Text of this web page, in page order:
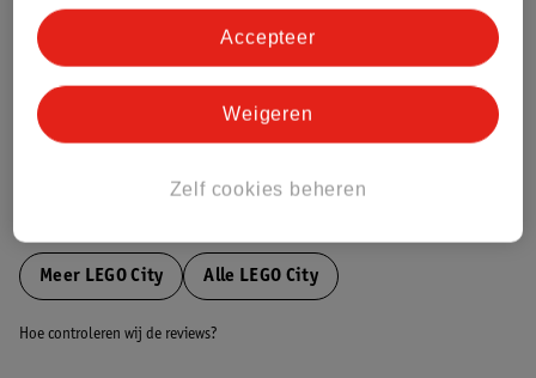
Impact Score.
Meer informatie
Bestel & Bezorginformatie
Meer LEGO City Alle LEGO City
Hoe controleren wij de reviews?
Zelf cookies beheren
Weigeren
Accepteer